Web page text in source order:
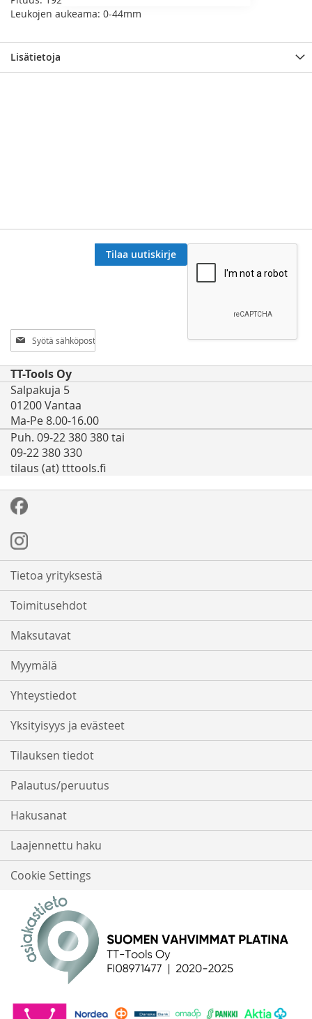
Leukojen aukeama: 0-44mm
Lisätietoja
Tilaa
uutiskirjeemme:
Tilaa uutiskirje
TT-Tools Oy
Salpakuja 5
01200 Vantaa
Ma-Pe 8.00-16.00
Puh. 09-22 380 380 tai
09-22 380 330
tilaus (at) tttools.fi
Tietoa yrityksestä
Toimitusehdot
Maksutavat
Myymälä
Yhteystiedot
Yksityisyys ja evästeet
Tilauksen tiedot
Palautus/peruutus
Hakusanat
Laajennettu haku
Cookie Settings